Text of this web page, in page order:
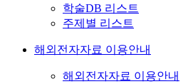
학술DB 리스트
주제별 리스트
해외전자자료 이용안내
해외전자자료 이용안내